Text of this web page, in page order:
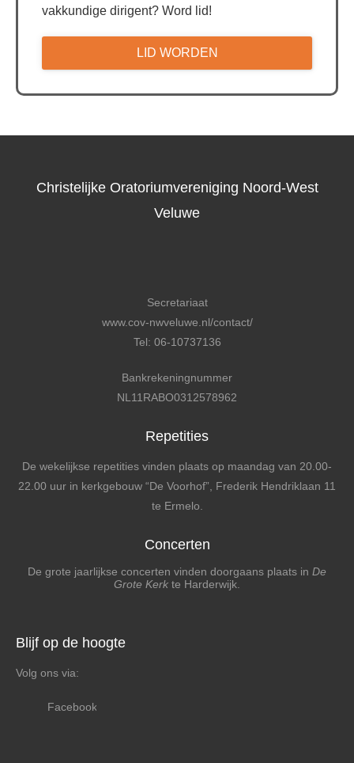
vakkundige dirigent? Word lid!
LID WORDEN
Christelijke Oratoriumvereniging Noord-West
Veluwe
Secretariaat
www.cov-nwveluwe.nl/contact/
Tel: 06-10737136
Bankrekeningnummer
NL11RABO0312578962
Repetities
De wekelijkse repetities vinden plaats op maandag van 20.00-
22.00 uur in kerkgebouw “De Voorhof”, Frederik Hendriklaan 11
te Ermelo.
Concerten
De grote jaarlijkse concerten vinden doorgaans plaats in De
Grote Kerk te Harderwijk.
Blijf op de hoogte
Volg ons via:
Facebook